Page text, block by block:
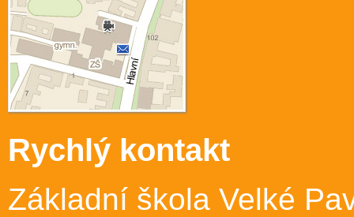
Rychlý kontakt
Základní škola Velké